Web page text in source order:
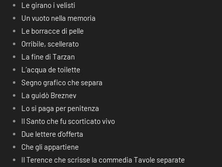
Le girano i velisti
Un vuoto nella memoria
Le borracce di pelle
Orribile, scellerato
La fine di Tarzan
L’acqua de toilette
Segno grafico che separa
La guidò Breznev
Lo si paga per penitenza
Il Santo che fu scorticato vivo
Due lettere d’offerta
Che gli appartiene
Il Terence che scrisse la commedia Tavole separate